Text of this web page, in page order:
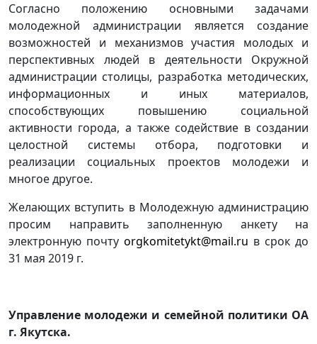
Согласно положению основными задачами
молодежной администрации является создание
возможностей и механизмов участия молодых и
перспективных людей в деятельности Окружной
администрации столицы, разработка методических,
информационных и иных материалов,
способствующих повышению социальной
активности города, а также содействие в создании
целостной системы отбора, подготовки и
реализации социальных проектов молодежи и
многое другое.
Желающих вступить в Молодежную администрацию
просим направить заполненную анкету на
электронную почту orgkomitetykt@mail.ru в срок до
31 мая 2019 г.
Управление молодежи и семейной политики ОА
г. Якутска.